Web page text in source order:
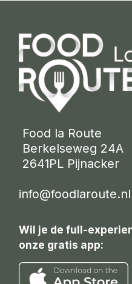
Food la Route
Berkelseweg 24A
2641PL Pijnacker
info@foodlaroute.nl
Wil je de full-
onze gratis app: